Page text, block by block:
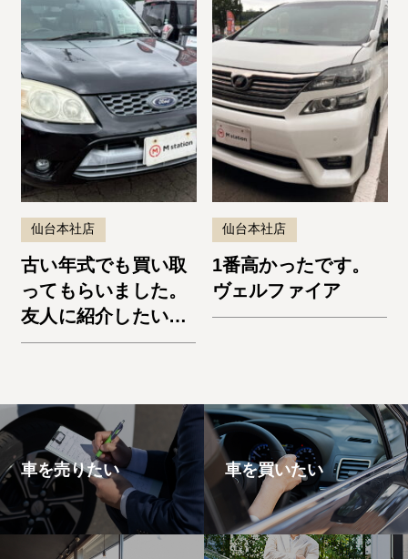
仙台本社店
古い年式でも買い取
ってもらいました。
友人に紹介したいと
思います。エスケー
仙台本社店
1番高かったです。
ヴェルファイア
車を売りたい 車を買いたい